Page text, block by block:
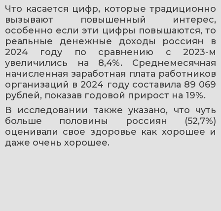
Что касается цифр, которые традиционно
вызывают повышенный интерес,
особенно если эти цифры повышаются, то
реальные денежные доходы россиян в
2024 году по сравнению с 2023-м
увеличились на 8,4%. Среднемесячная
начисленная заработная плата работников
организаций в 2024 году составила 89 069
рублей, показав годовой прирост на 19%.
В исследовании также указано, что чуть
больше половины россиян (52,7%)
оценивали свое здоровье как хорошее и
даже очень хорошее.